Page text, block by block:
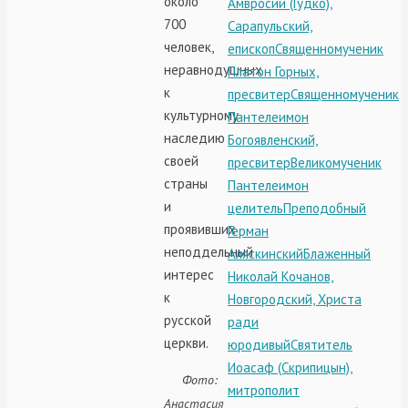
700
человек,
неравнодушных
к
культурному
наследию
своей
страны
и
проявивших
неподдельный
интерес
к
русской
церкви.
Фото:
Анастасия
Амвросий (Гудко),
Сарапульский,
епископСвященномученик
Платон Горных,
пресвитерСвященномученик
Пантелеимон
Богоявленский,
пресвитерВеликомученик
Пантелеимон
целительПреподобный
Герман
АляскинскийБлаженный
Николай Кочанов,
Новгородский, Христа
ради
юродивыйСвятитель
Иоасаф (Скрипицын),
митрополит